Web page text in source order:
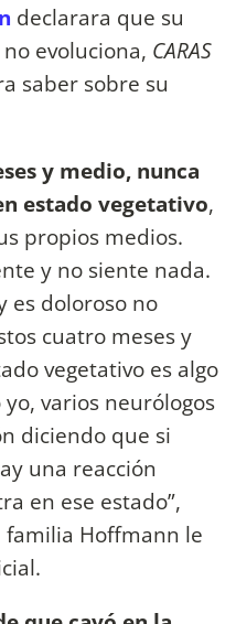
declarara que su
evoluciona, CARAS
saber sobre su
y medio, nunca
estado vegetativo,
propios medios.
y no siente nada.
es doloroso no
cuatro meses y
vegetativo es algo
varios neurólogos
diciendo que si
una reacción
en ese estado”,
Hoffmann le